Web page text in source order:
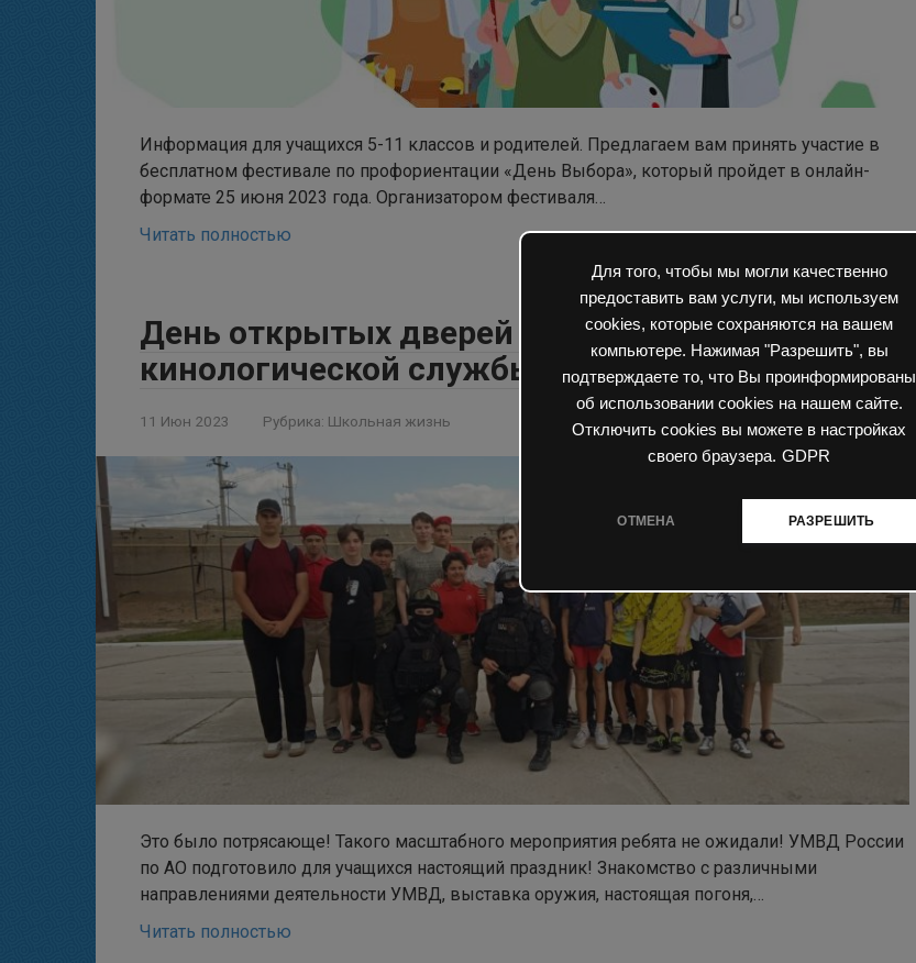
Для того, чтобы мы могли качественно
предоставить вам услуги, мы используем
cookies, которые сохраняются на вашем
компьютере. Нажимая "Разрешить", вы
подтверждаете то, что Вы проинформированы
об использовании cookies на нашем сайте.
Отключить cookies вы можете в настройках
своего браузера. GDPR
ОТМЕНА РАЗРЕШИТЬ
Информация для учащихся 5-11 классов и родителей. Предлагаем вам принять участие в
бесплатном фестивале по профориентации «День Выбора», который пройдет в онлайн-
формате 25 июня 2023 года. Организатором фестиваля…
Читать полностью
День открытых дверей в Центре
кинологической службы
11 Июн 2023 Рубрика: Школьная жизнь 590 просмотров
Это было потрясающе! Такого масштабного мероприятия ребята не ожидали! УМВД России
по АО подготовило для учащихся настоящий праздник! Знакомство с различными
направлениями деятельности УМВД, выставка оружия, настоящая погоня,…
Читать полностью